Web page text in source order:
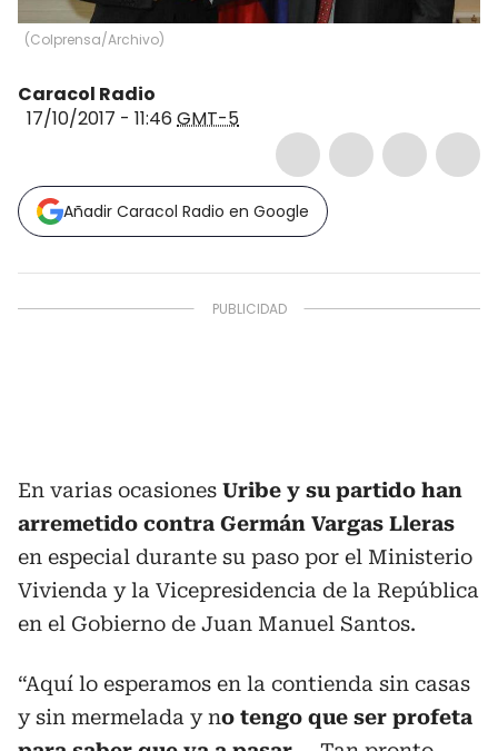
(Colprensa/Archivo)
Caracol Radio
17/10/2017 - 11:46 GMT-5
Añadir Caracol Radio en Google
En varias ocasiones Uribe y su partido han
arremetido contra Germán Vargas Lleras
en especial durante su paso por el Ministerio
Vivienda y la Vicepresidencia de la República
en el Gobierno de Juan Manuel Santos.
“Aquí lo esperamos en la contienda sin casas
y sin mermelada y no tengo que ser profeta